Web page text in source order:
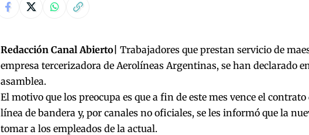
Redacción Canal Abierto| Trabajadores que prestan servicio de
empresa tercerizadora de Aerolíneas Argentinas, se han declarado
asamblea.
El motivo que los preocupa es que a fin de este mes vence el
línea de bandera y, por canales no oficiales, se les informó que la
tomar a los empleados de la actual.